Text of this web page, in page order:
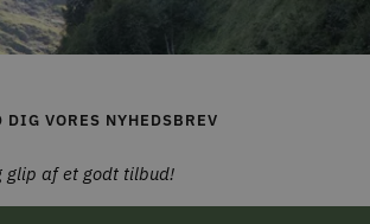
VORES NYHEDSBREV
glip af et godt tilbud!